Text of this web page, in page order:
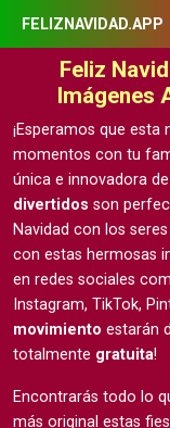
FELIZNAVIDAD.APP
Feliz
Imágenes
¡Esperamos que
momentos con tu
única e innovadora de
divertidos son
Navidad con los
con estas hermosas
en redes sociales
Instagram, TikTok,
movimiento estarán
totalmente gratuita!
Encontrarás todo lo
más original estas